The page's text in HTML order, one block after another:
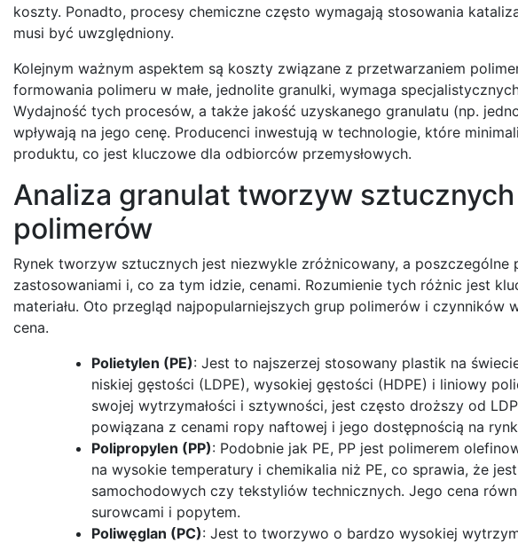
koszty. Ponadto, procesy chemiczne często wymagają stosowania
musi być uwzględniony.
Kolejnym ważnym aspektem są koszty związane z przetwarzaniem
formowania polimeru w małe, jednolite granulki, wymaga
Wydajność tych procesów, a także jakość uzyskanego granulatu (np.
wpływają na jego cenę. Producenci inwestują w technologie, które
produktu, co jest kluczowe dla odbiorców przemysłowych.
Analiza granulat tworzyw
polimerów
Rynek tworzyw sztucznych jest niezwykle zróżnicowany, a poszczególne
zastosowaniami i, co za tym idzie, cenami. Rozumienie tych różnic jest
materiału. Oto przegląd najpopularniejszych grup polimerów i czynników
cena.
Polietylen (PE): Jest to najszerzej stosowany plastik na
niskiej gęstości (LDPE), wysokiej gęstości (HDPE) i liniowy
swojej wytrzymałości i sztywności, jest często droższy od
powiązana z cenami ropy naftowej i jego dostępnością na
Polipropylen (PP): Podobnie jak PE, PP jest polimerem
na wysokie temperatury i chemikalia niż PE, co sprawia, że
samochodowych czy tekstyliów technicznych. Jego cena
surowcami i popytem.
Poliwęglan (PC): Jest to tworzywo o bardzo wysokiej